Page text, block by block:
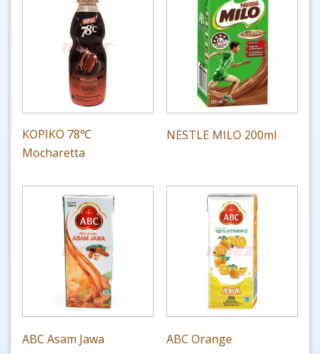
KOPIKO 78℃
Mocharetta
NESTLE MILO 200ml
ABC Asam Jawa ABC Orange